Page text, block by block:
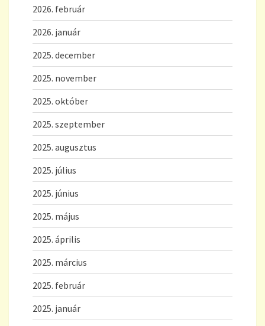
2026. február
2026. január
2025. december
2025. november
2025. október
2025. szeptember
2025. augusztus
2025. július
2025. június
2025. május
2025. április
2025. március
2025. február
2025. január